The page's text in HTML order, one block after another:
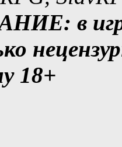
в
18+